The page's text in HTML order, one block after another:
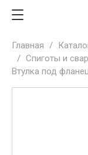
Главная /
/ Спиготы и
Втулка под